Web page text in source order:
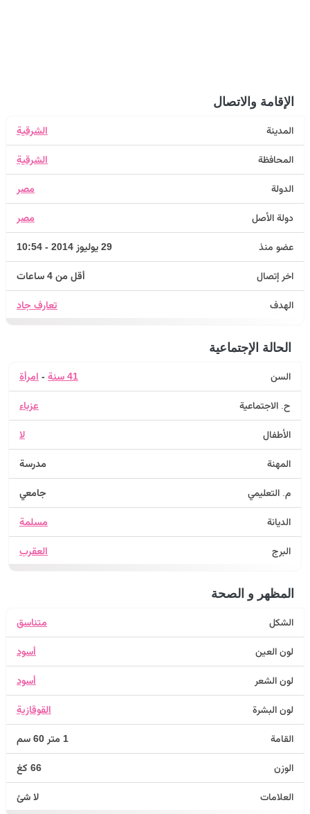
الإقامة والاتصال
المدينة الشرقية
المحافظة الشرقية
الدولة مصر
دولة الأصل مصر
عضو منذ 29 يوليوز 2014 - 10:54
اخر إتصال أقل من 4 ساعات
الهدف تعارف جاد
الحالة الإجتماعية
السن 41 سنة - امرأة
ح. الاجتماعية عزباء
الأطفال لا
المهنة مدرسة
م. التعليمي جامعي
الديانة مسلمة
البرج العقرب
المظهر و الصحة
الشكل متناسق
لون العين أسود
لون الشعر أسود
لون البشرة القوقازية
القامة 1 متر 60 سم
الوزن 66 كغ
العلامات لا شئ